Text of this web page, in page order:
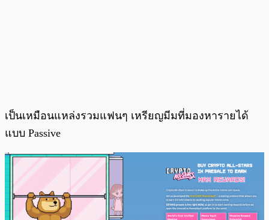
เป็นเหมือนแหล่งรวมแฟนๆ เหรียญมีมที่มองหารายได้
แบบ Passive